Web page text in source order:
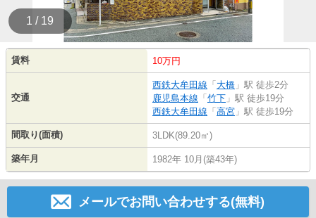
1 / 19
賃料 10万円
交通
西鉄大牟田線 「大橋 」駅 徒歩2分
鹿児島本線 「竹下 」駅 徒歩19分
西鉄大牟田線 「高宮 」駅 徒歩19分
間取り(面積) 3LDK(89.20㎡)
築年月 1982年 10月(築43年)
メールでお問い合わせする(無料)